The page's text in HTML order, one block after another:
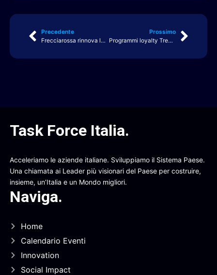
Precedente
Frecciarossa rinnova la propria identità: un nuovo logo per l’evoluzione dell’Alta Velocità
Prossimo
Programmi loyalty Trenitalia: premi, servizi e vantaggi per chi sceglie il treno
Task Force Italia.
Acceleriamo le aziende italiane. Sviluppiamo il Sistema Paese.
Una chiamata ai Leader più visionari del Paese per costruire,
insieme, un’Italia e un Mondo migliori.
Naviga.
Home
Calendario Eventi
Innovation
Social Impact